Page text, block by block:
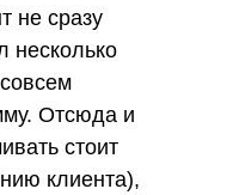
не сразу
несколько
Отсюда и
стоит
клиента),